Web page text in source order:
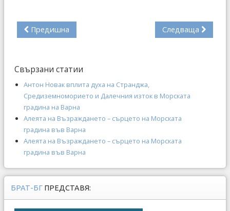
Предишна Следваща
Свързани статии
Антон Новак вплита духа на Странджа,
Средиземноморието и Далечния изток в Морската
градина на Варна
Алеята на Възраждането – сърцето на Морската
градина във Варна
Алеята на Възраждането – сърцето на Морската
градина във Варна
БРАТ-БГ ПРЕДСТАВЯ: